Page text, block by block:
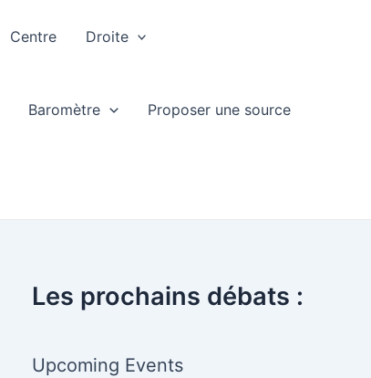
Centre Droite
Baromètre Proposer une source
Les prochains débats :
Upcoming Events